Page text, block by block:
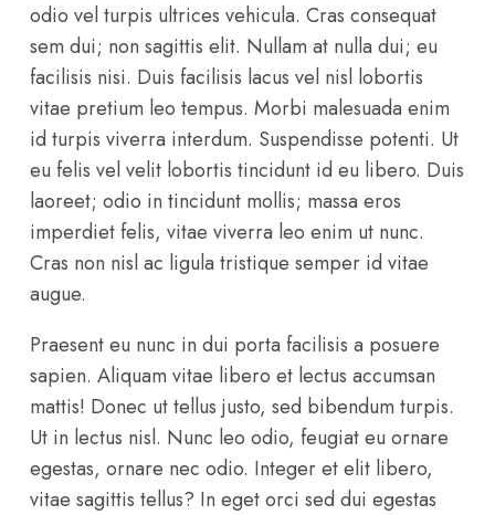
odio vel turpis ultrices vehicula. Cras consequat
sem dui; non sagittis elit. Nullam at nulla dui; eu
facilisis nisi. Duis facilisis lacus vel nisl lobortis
vitae pretium leo tempus. Morbi malesuada enim
id turpis viverra interdum. Suspendisse potenti. Ut
eu felis vel velit lobortis tincidunt id eu libero. Duis
laoreet; odio in tincidunt mollis; massa eros
imperdiet felis, vitae viverra leo enim ut nunc.
Cras non nisl ac ligula tristique semper id vitae
augue.
Praesent eu nunc in dui porta facilisis a posuere
sapien. Aliquam vitae libero et lectus accumsan
mattis! Donec ut tellus justo, sed bibendum turpis.
Ut in lectus nisl. Nunc leo odio, feugiat eu ornare
egestas, ornare nec odio. Integer et elit libero,
vitae sagittis tellus? In eget orci sed dui egestas